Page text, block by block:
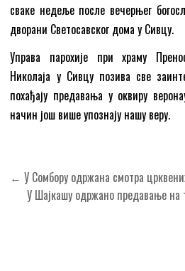
сваке недеље после вечерњег
дворани Светосавског дома у Сивцу.
Управа парохије при храму
Николаја у Сивцу позива све
похађају предавања у оквиру
начин још више упознају нашу веру.
Кретање
чланка
← У Сомбору одржана смотра
У Шајкашу одржано предавање на